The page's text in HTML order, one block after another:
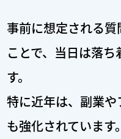
事前に想定される
ことで、 当日は落ち
す。
特に近年は、副業
も強化されています。